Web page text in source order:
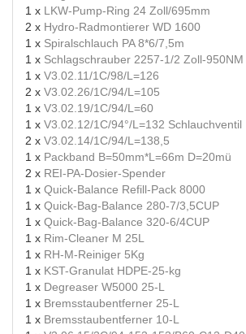
1 x LKW-Pump-Ring 24 Zoll/695mm
2 x Hydro-Radmontierer WD 1600
1 x Spiralschlauch PA 8*6/7,5m
1 x Schlagschrauber 2257-1/2 Zoll-950NM
1 x V3.02.11/1C/98/L=126
2 x V3.02.26/1C/94/L=105
1 x V3.02.19/1C/94/L=60
1 x V3.02.12/1C/94°/L=132 Schlauchventil
2 x V3.02.14/1C/94/L=138,5
1 x Packband B=50mm*L=66m D=20mü
2 x REI-PA-Dosier-Spender
1 x Quick-Balance Refill-Pack 8000
1 x Quick-Bag-Balance 280-7/3,5CUP
1 x Quick-Bag-Balance 320-6/4CUP
1 x Rim-Cleaner M 25L
1 x RH-M-Reiniger 5Kg
1 x KST-Granulat HDPE-25-kg
1 x Degreaser W5000 25-L
1 x Bremsstaubentferner 25-L
1 x Bremsstaubentferner 10-L